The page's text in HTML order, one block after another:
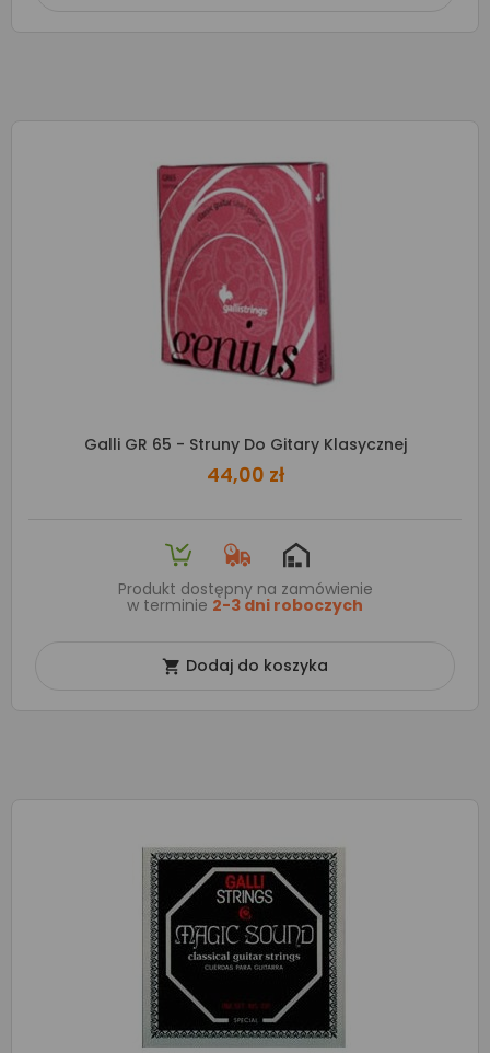
Galli GR 65 - Struny Do Gitary Klasycznej
44,00 zł
Produkt dostępny na zamówienie
w terminie 2-3 dni roboczych
 Dodaj do koszyka